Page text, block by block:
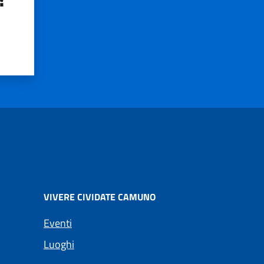
VIVERE CIVIDATE CAMUNO
Eventi
Luoghi